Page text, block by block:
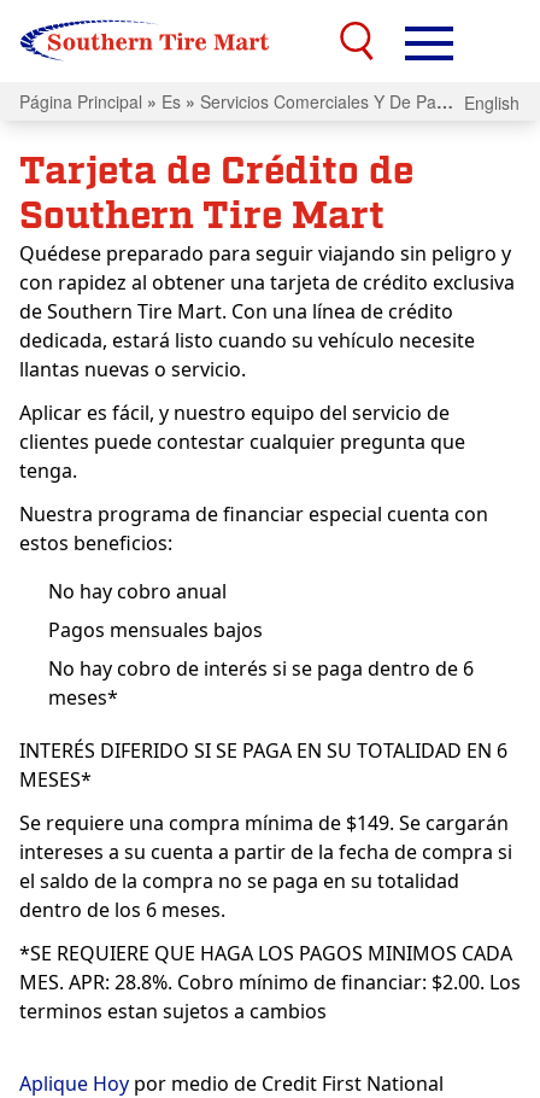
Página Principal » Es » Servicios Comerciales Y De Parques Moviles English
Tarjeta de Crédito de
Southern Tire Mart
Quédese preparado para seguir viajando sin peligro y
con rapidez al obtener una tarjeta de crédito exclusiva
de Southern Tire Mart. Con una línea de crédito
dedicada, estará listo cuando su vehículo necesite
llantas nuevas o servicio.
Aplicar es fácil, y nuestro equipo del servicio de
clientes puede contestar cualquier pregunta que
tenga.
Nuestra programa de financiar especial cuenta con
estos beneficios:
No hay cobro anual
Pagos mensuales bajos
No hay cobro de interés si se paga dentro de 6
meses*
INTERÉS DIFERIDO SI SE PAGA EN SU TOTALIDAD EN 6
MESES*
Se requiere una compra mínima de $149. Se cargarán
intereses a su cuenta a partir de la fecha de compra si
el saldo de la compra no se paga en su totalidad
dentro de los 6 meses.
*SE REQUIERE QUE HAGA LOS PAGOS MINIMOS CADA
MES. APR: 28.8%. Cobro mínimo de financiar: $2.00. Los
terminos estan sujetos a cambios
Aplique Hoy por medio de Credit First National